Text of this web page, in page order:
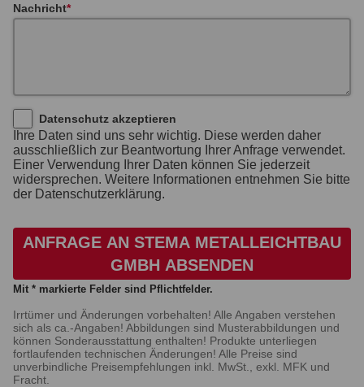
Nachricht
Datenschutz akzeptieren
Ihre Daten sind uns sehr wichtig. Diese werden daher
ausschließlich zur Beantwortung Ihrer Anfrage verwendet.
Einer Verwendung Ihrer Daten können Sie jederzeit
widersprechen. Weitere Informationen entnehmen Sie bitte
der Datenschutzerklärung.
ANFRAGE AN STEMA METALLEICHTBAU
GMBH ABSENDEN
Mit * markierte Felder sind Pflichtfelder.
Irrtümer und Änderungen vorbehalten! Alle Angaben verstehen
sich als ca.-Angaben! Abbildungen sind Musterabbildungen und
können Sonderausstattung enthalten! Produkte unterliegen
fortlaufenden technischen Änderungen! Alle Preise sind
unverbindliche Preisempfehlungen inkl. MwSt., exkl. MFK und
Fracht.